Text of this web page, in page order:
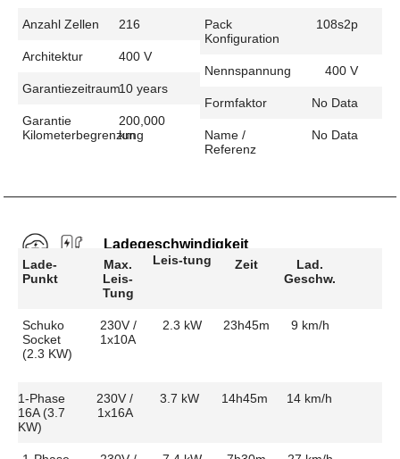
Anzahl Zellen 216
Architektur 400 V
Garantiezeitraum10 years
Garantie
Kilometerbegrenzung
200,000
km
Pack
Konfiguration
108s2p
Nennspannung 400 V
Formfaktor No Data
Name /
Referenz
No Data
Ladegeschwindigkeit
Lade-
Punkt
Max.
Leis-
Tung
Leis-tung Zeit
Lad.
Geschw.
Schuko
Socket
(2.3 KW)
230V /
1x10A
2.3 kW 23h45m 9 km/h
1-Phase
16A (3.7
KW)
230V /
1x16A
3.7 kW 14h45m 14 km/h